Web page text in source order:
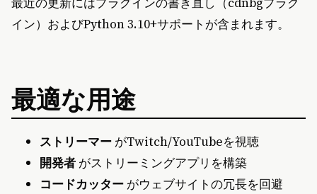
イン）およびPython 3.10+サポートが含まれます。
最適な用途
ストリーマーがTwitch/YouTubeを視聴
開発者がストリーミングアプリを構築
コードカッターがウェブサイトの冗長を回避